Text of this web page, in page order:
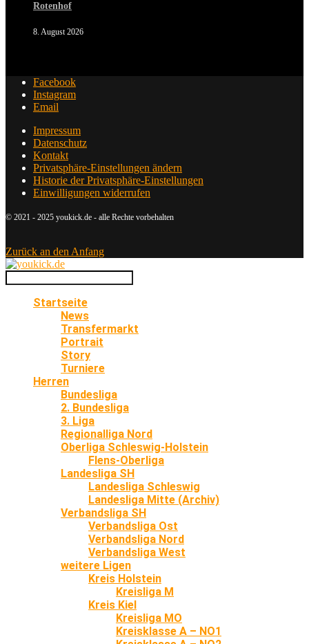
Rotenhof
8. August 2026
Facebook
Instagram
Email
Impressum
Datenschutz
Kontakt
Privatsphäre-Einstellungen ändern
Historie der Privatsphäre-Einstellungen
Einwilligungen widerrufen
© 2021 - 2025 youkick.de - alle Rechte vorbehalten
Zurück an den Anfang
Startseite
News
Transfermarkt
Portrait
Story
Turniere
Herren
Bundesliga
2. Bundesliga
3. Liga
Regionalliga Nord
Oberliga Schleswig-Holstein
Flens-Oberliga
Landesliga SH
Landesliga Schleswig
Landesliga Mitte (Archiv)
Verbandsliga SH
Verbandsliga Ost
Verbandsliga Nord
Verbandsliga West
weitere Ligen
Kreis Holstein
Kreisliga M
Kreis Kiel
Kreisliga MO
Kreisklasse A – NO1